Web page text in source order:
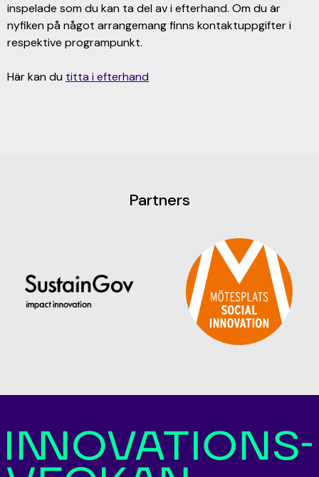
inspelade som du kan ta del av i efterhand. Om du är
nyfiken på något arrangemang finns kontaktuppgifter i
respektive programpunkt.
Här kan du titta i efterhand
Partners